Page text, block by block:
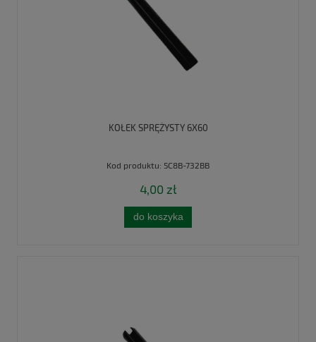
KOŁEK SPRĘŻYSTY 6X60
Kod produktu: 5C8B-732BB
4,00 zł
do koszyka